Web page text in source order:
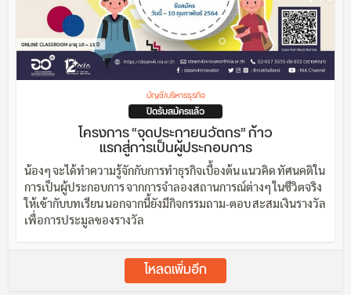
บัญชี/บริหารธุรกิจ
ปิดรับสมัครแล้ว
โครงการ “จุดประกายนวัตกร” ก้าว
แรกสู่การเป็นผู้ประกอบการ
น้องๆ จะได้ทำความรู้จักกับการทำธุรกิจเบื้องต้น แนวคิด ทัศนคติใน
การเป็นผู้ประกอบการ จากการจำลองสถานการณ์ต่างๆ ในชีวิตจริง
ให้เข้ากับบทเรียน นอกจากนี้ยังมีกิจกรรมถาม-ตอบ สะสมเงินรางวัล
เพื่อการประมูลของรางวัล
โหลดเพิ่มอีก